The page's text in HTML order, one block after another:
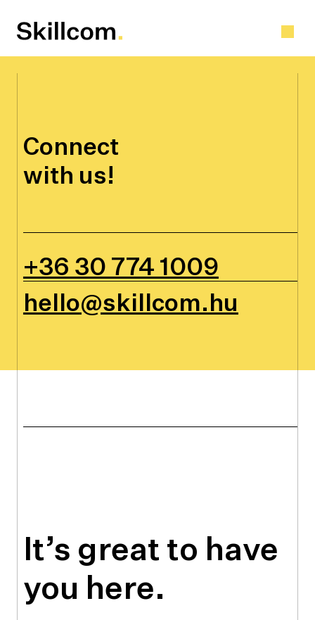
content
Connect
with us!
+36 30 774 1009
hello@skillcom.hu
It’s great to have
you here.